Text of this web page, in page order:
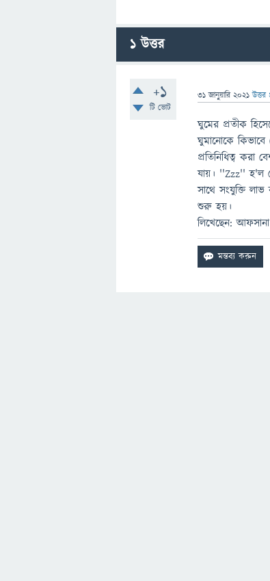
1উত্তর
+1
টি ভোট
31 জানুয়ারি 2021 উত্তর
ঘুমের প্রতীক
ঘুমানোকে
প্রতিনিধিত্ব করা
যায়। ''Zzz'' হ'ল
সাথে সংযুক্তি
শুরু হয়।
লিখেছেন: